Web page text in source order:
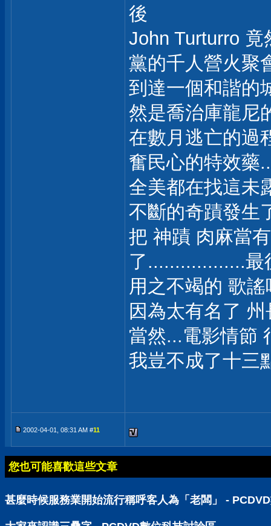
後
John Turturro
黨的千人營火聚
到達一個和諧的
然是喬治庫龍尼
在數月逃亡的過
奮民心的特效藥
全美都在找這未
不斷的奇蹟發生
把 神蹟 肉麻當
了..................最
用之不竭的 歌謠
因為太有名了
當然...電影情節
我豈不成了十三
2002-04-01, 08:31 AM #11
您也可能喜歡這些文章
甚麼時候服務業開始流行稱呼客人為「老闆」 -